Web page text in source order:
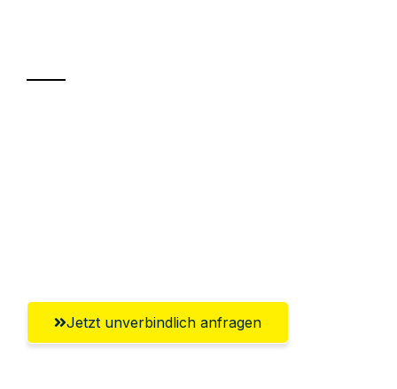
Jetzt unverbindlich anfragen